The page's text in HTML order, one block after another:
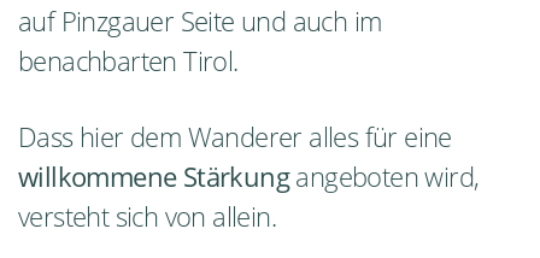
auf Pinzgauer Seite und auch im
benachbarten Tirol.
Dass hier dem Wanderer alles für eine
willkommene Stärkungangeboten wird,
versteht sich von allein.